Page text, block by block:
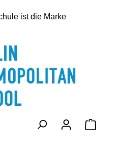
ist die Marke